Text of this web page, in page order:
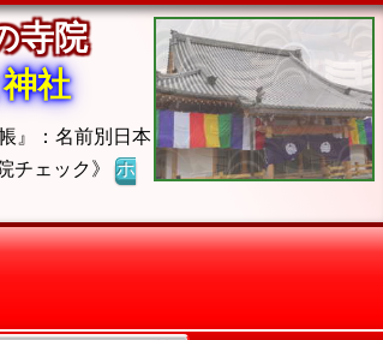
寺院
社
』：名前別日本
チェック》ホ